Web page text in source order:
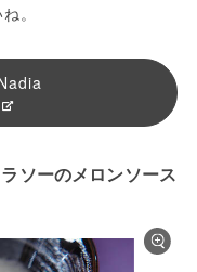
。
ソーのメロンソース